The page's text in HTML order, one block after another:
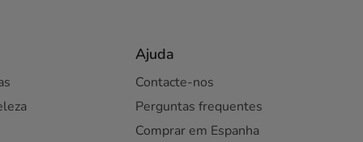
Ajuda
Contacte-nos
Perguntas frequentes
Comprar em Espanha